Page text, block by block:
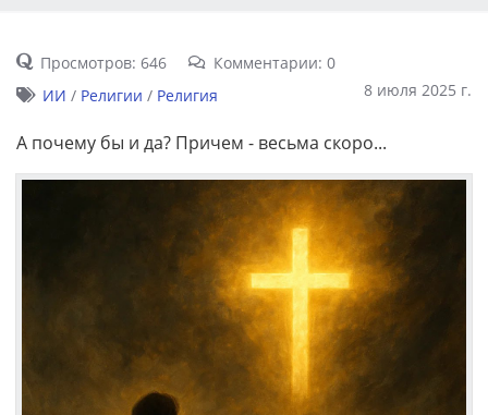
Просмотров: 646
Комментарии: 0
8 июля 2025 г.
ИИ / Религии / Религия
А почему бы и да? Причем - весьма скоро...